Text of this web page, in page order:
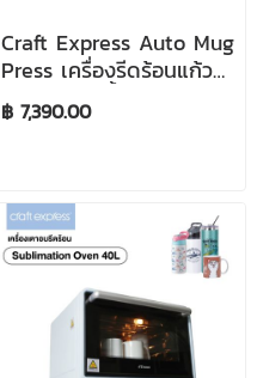
Craft Express Auto Mug
Press เครื่องรีดร้อนแก้ว
และกระบอกน้ำ
฿ 7,390.00